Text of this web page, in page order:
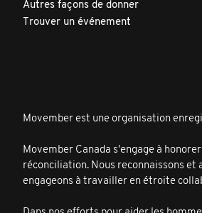
Autres façons de donner
Trouver un événement
Movember est une organisation
Movember Canada s'engage à
réconciliation. Nous reconnaissons et
engageons à travailler en étroite